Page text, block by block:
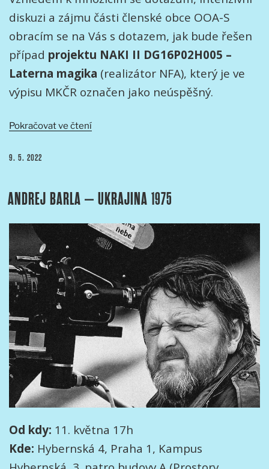
diskuzi a zájmu části členské obce OOA-S
obracím se na Vás s dotazem, jak bude řešen
případ projektu NAKI II DG16P02H005 –
Laterna magika (realizátor NFA), který je ve
výpisu MKČR označen jako neúspěšný.
Pokračovat ve čtení„Otevřený
Odboru
a
vývoj
MKČR
ve
věci
dodržování
pravidel
výzkumu
vývoje“
PUBLIKOVÁNO
9. 5. 2022
ANDREJ BARLA – UKRAJINA 1975
Od kdy: 11. května 17h
Kde: Hybernská 4, Praha 1, Kampus